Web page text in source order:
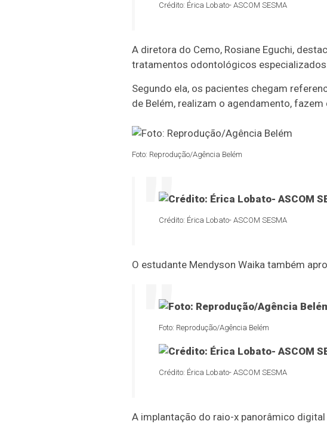
Crédito: Érica Lobato- ASCOM SESMA
A diretora do Cemo, Rosiane Eguchi,
tratamentos odontológicos
Segundo ela, os pacientes chegam
de Belém, realizam o agendamento,
Foto: Reprodução/Agência Belém
Crédito: Érica Lobato- ASCOM SESMA
O estudante Mendyson Waika também
Foto: Reprodução/Agência Belém
Crédito: Érica Lobato- ASCOM SESMA
A implantação do raio-x panorâmico digital